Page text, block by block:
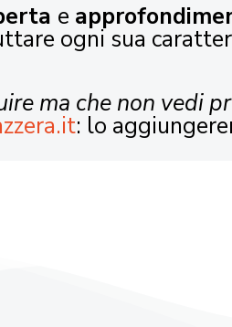
e
ogni sua
ma che non vedi
: lo